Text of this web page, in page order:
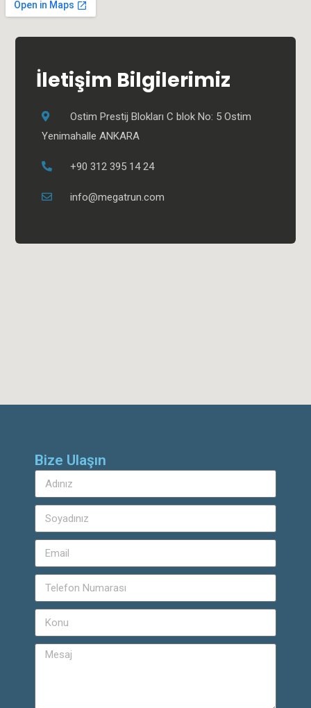
İletişim Bilgilerimiz
Ostim Prestij Blokları C blok No: 5 Ostim
Yenimahalle ANKARA
+90 312 395 14 24
info@megatrun.com
Bize Ulaşın